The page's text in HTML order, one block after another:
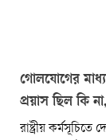
গোলযোগের
প্রয়াস ছিল কি
রাষ্ট্রীয় কর্মসূচিতে